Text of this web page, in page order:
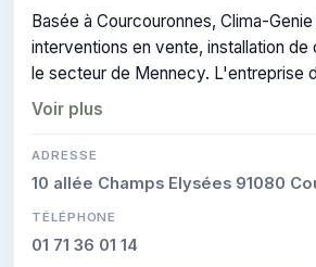
Basée à Courcouronnes, Clima-
interventions en vente, installation de
le secteur de Mennecy. L'entreprise
certification CERTIFIE.
Voir plus
ADRESSE
10 allée Champs Elysées 91080
TÉLÉPHONE
01 71 36 01 14